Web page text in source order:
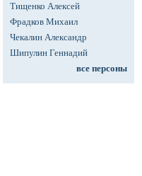
Тищенко Алексей
Фрадков Михаил
Чекалин Александр
Шипулин Геннадий
все персоны